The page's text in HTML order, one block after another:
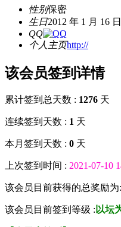
性别保密
生日2012 年 1 月 16 日
QQ
个人主页http://
该会员签到详情
累计签到总天数 : 1276 天
连续签到天数 : 1 天
本月签到天数 : 0 天
上次签到时间 : 2021-07-10
该会员目前获得的总奖励为
该会员目前签到等级 :以坛